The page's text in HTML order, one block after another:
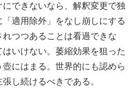
できないなら、解釈変更で独
適用除外」をなし崩しにする
つつあることは看過できな
いけない。萎縮効果を狙った
にはまる。世界的にも認めら
し続けるべきである。